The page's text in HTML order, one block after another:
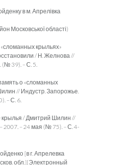
в м. Апрелівка
Московської області)
крыльях»
/ Н. Желнова //
(№ 39). – С. 5.
о «сломанных
// Индустр. Запорожье.
– С. 6.
/ Дмитрий Шилин //
2007. – 24 мая (№ 75). – С. 4-
[в г. Апрелевка
обл.][Электронный